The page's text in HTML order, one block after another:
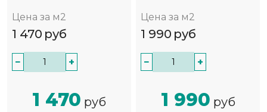
Цена за м2
1 470 руб
− +
1 470 руб
Цена за м2
1 990 руб
− +
1 990 руб